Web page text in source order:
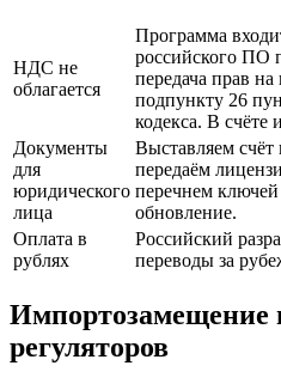
НДС не
облагается
Программа
российского ПО
передача прав
подпункту 26
кодекса. В счёте
Документы
для
юридического
лица
Выставляем счёт
передаём
перечнем
обновление.
Оплата в
рублях
Российский
переводы за
Импортозамещение
регуляторов